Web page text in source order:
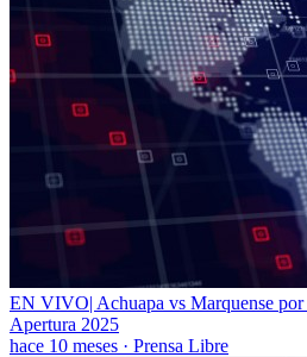
EN VIVO| Achuapa vs Marquense
Apertura 2025
hace 10 meses · Prensa Libre